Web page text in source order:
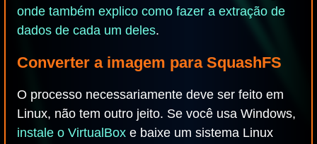
onde também explico como fazer a extração de
dados de cada um deles.
Converter a imagem para SquashFS
O processo necessariamente deve ser feito em
Linux, não tem outro jeito. Se você usa Windows,
instale o VirtualBox e baixe um sistema Linux